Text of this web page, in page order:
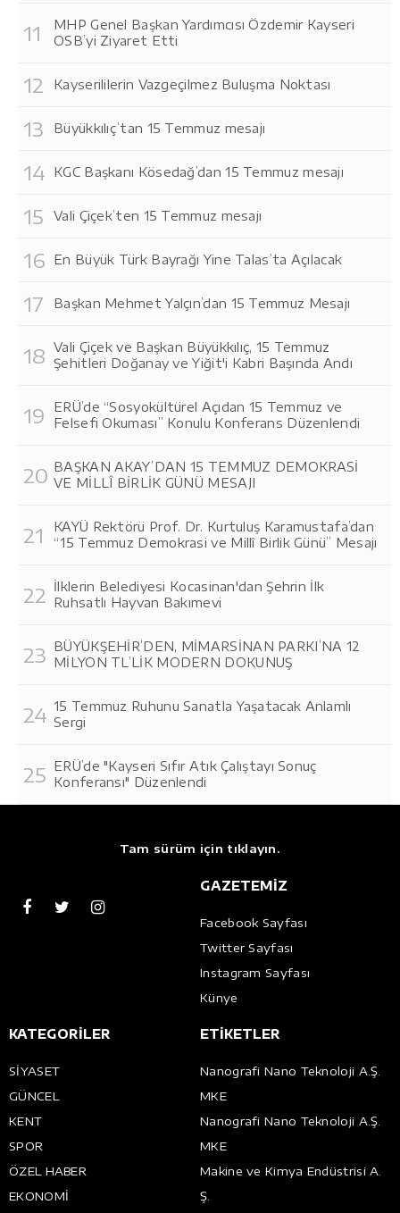
MHP Genel Başkan Yardımcısı Özdemir Kayseri
OSB’yi Ziyaret Etti
Kayserililerin Vazgeçilmez Buluşma Noktası
Büyükkılıç’tan 15 Temmuz mesajı
KGC Başkanı Kösedağ’dan 15 Temmuz mesajı
Vali Çiçek’ten 15 Temmuz mesajı
En Büyük Türk Bayrağı Yine Talas’ta Açılacak
Başkan Mehmet Yalçın’dan 15 Temmuz Mesajı
Vali Çiçek ve Başkan Büyükkılıç, 15 Temmuz
Şehitleri Doğanay ve Yiğit'i Kabri Başında Andı
ERÜ’de “Sosyokültürel Açıdan 15 Temmuz ve
Felsefi Okuması” Konulu Konferans Düzenlendi
BAŞKAN AKAY’DAN 15 TEMMUZ DEMOKRASİ
VE MİLLÎ BİRLİK GÜNÜ MESAJI
KAYÜ Rektörü Prof. Dr. Kurtuluş Karamustafa’dan
“15 Temmuz Demokrasi ve Millî Birlik Günü” Mesajı
İlklerin Belediyesi Kocasinan'dan Şehrin İlk
Ruhsatlı Hayvan Bakımevi
BÜYÜKŞEHİR’DEN, MİMARSİNAN PARKI’NA 12
MİLYON TL’LİK MODERN DOKUNUŞ
15 Temmuz Ruhunu Sanatla Yaşatacak Anlamlı
Sergi
ERÜ’de "Kayseri Sıfır Atık Çalıştayı Sonuç
Konferansı" Düzenlendi
Tam sürüm için tıklayın.
GAZETEMİZ
Facebook Sayfası
Twitter Sayfası
Instagram Sayfası
Künye
KATEGORİLER
SİYASET
GÜNCEL
KENT
SPOR
ÖZEL HABER
EKONOMİ
ETİKETLER
Nanografi Nano Teknoloji A.Ş.
MKE
Nanografi Nano Teknoloji A.Ş.
MKE
Makine ve Kimya Endüstrisi A.
Ş.